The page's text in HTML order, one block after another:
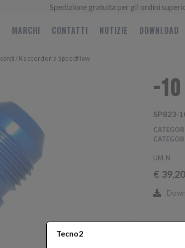
Spedizione gratuita per gli ordini
MARCHI CONTATTI NOTIZIE DOWNLOAD
/Raccorderia Speedflow
-10
SP823-
UM. N
€ 39,20
Tecno2